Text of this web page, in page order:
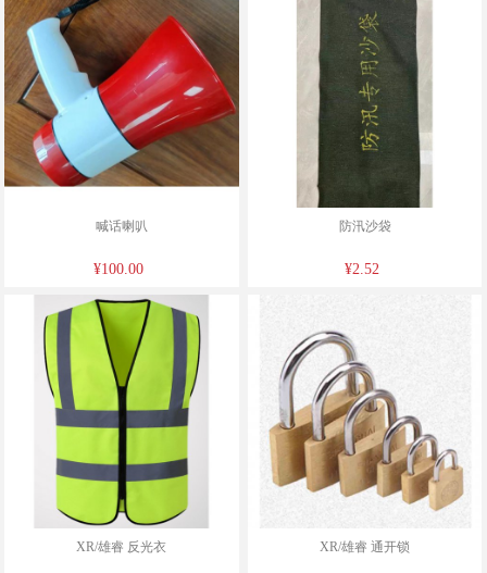
喊话喇叭
¥100.00
防汛沙袋
¥2.52
XR/雄睿 反光衣 XR/雄睿 通开锁